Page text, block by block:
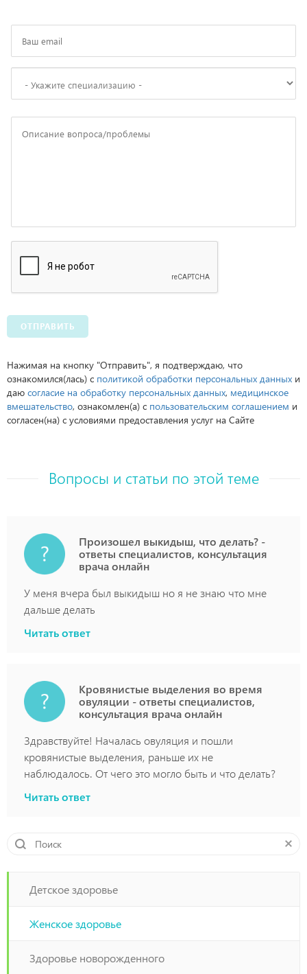
ОТПРАВИТЬ
Нажимая на кнопку "Отправить", я подтверждаю, что
ознакомился(лась) с политикой обработки персональных данных и
даю согласие на обработку персональных данных, медицинское
вмешательство, ознакомлен(а) с пользовательским соглашением и
согласен(на) с условиями предоставления услуг на Сайте
Вопросы и статьи по этой теме
Произошел выкидыш, что делать? -
ответы специалистов, консультация
врача онлайн
У меня вчера был выкидыш но я не знаю что мне
дальше делать
Читать ответ
Кровянистые выделения во время
овуляции - ответы специалистов,
консультация врача онлайн
Здравствуйте! Началась овуляция и пошли
кровянистые выделения, раньше их не
наблюдалось. От чего это могло быть и что делать?
Читать ответ
Детское здоровье
Женское здоровье
Здоровье новорожденного